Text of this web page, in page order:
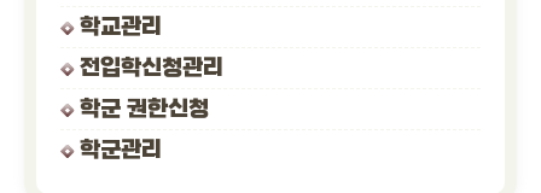
학교관리
전입학신청관리
학군 권한신청
학군관리